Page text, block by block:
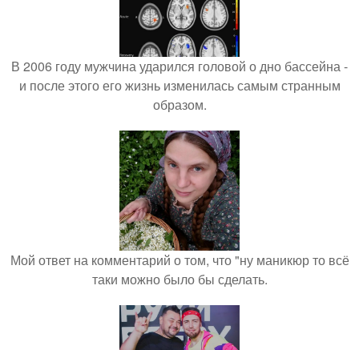
В 2006 году мужчина ударился головой о дно бассейна -
и после этого его жизнь изменилась самым странным
образом.
Мой ответ на комментарий о том, что "ну маникюр то всё
таки можно было бы сделать.